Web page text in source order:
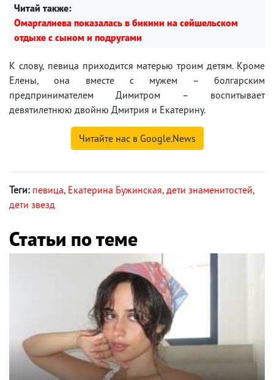
Читай также:
Омаргалиева показалась в бикини на сейшельском
отдыхе с сыном и подругами
К слову, певица приходится матерью троим детям. Кроме
Елены, она вместе с мужем – болгарским
предпринимателем Димитром – воспитывает
девятилетнюю двойню Дмитрия и Екатерину.
Читайте нас в Google.News
Теги: певица, Екатерина Бужинская, дети знаменитостей,
дети звезд
Статьи по теме